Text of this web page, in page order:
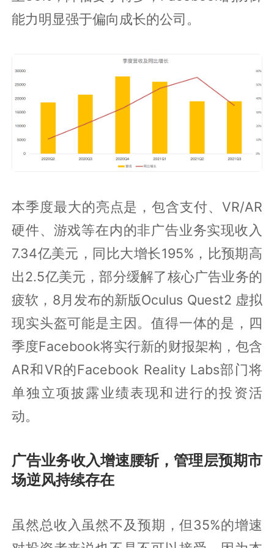
能力明显强于偏向成长的公司。
本季度最大的亮点是，包含支付、VR/AR
硬件、游戏等在内的非广告业务实现收入
7.34亿美元，同比大增长195%，比预期高
出2.5亿美元，部分缓解了核心广告业务的
疲软，8月发布的新版Oculus Quest2 虚拟
现实头盔可能是主因。值得一体的是，四
季度Facebook将实行新的财报架构，包含
AR和VR的Facebook Reality Labs部门将
单独立项披露业绩表现和进行的投资活
动。
广告业务收入增速腰斩，管理层预期市
场逆风持续存在
虽然总收入虽然不及预期，但35%的增速